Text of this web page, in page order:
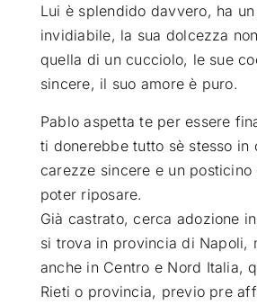
Lui è splendido davvero, ha
invidiabile, la sua dolcezza
quella di un cucciolo, le sue
sincere, il suo amore è puro.
Pablo aspetta te per essere
ti donerebbe tutto sè stesso in
carezze sincere e un
poter riposare.
Già castrato, cerca adozione
si trova in provincia di Napoli,
anche in Centro e Nord Italia,
Rieti o provincia, previo pre